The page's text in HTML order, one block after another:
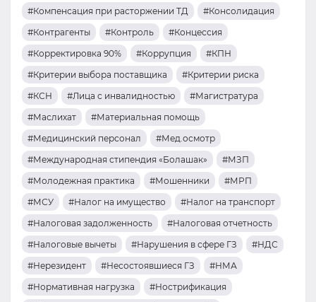
#Компенсация при расторжении ТД
#Консолидация
#Контрагенты
#Контроль
#Концессия
#Корректировка 90%
#Коррупция
#КПН
#Критерии выбора поставщика
#Критерии риска
#КСН
#Лица с инвалидностью
#Магистратура
#Маслихат
#Материальная помощь
#Медицинский персонал
#Мед.осмотр
#Международная стипендия «Болашак»
#МЗП
#Молодежная практика
#Мошенники
#МРП
#МСУ
#Налог на имущество
#Налог на транспорт
#Налоговая задолженность
#Налоговая отчетность
#Налоговые вычеты
#Нарушения в сфере ГЗ
#НДС
#Нерезидент
#Несостоявшиеся ГЗ
#НМА
#Нормативная нагрузка
#Нострификация